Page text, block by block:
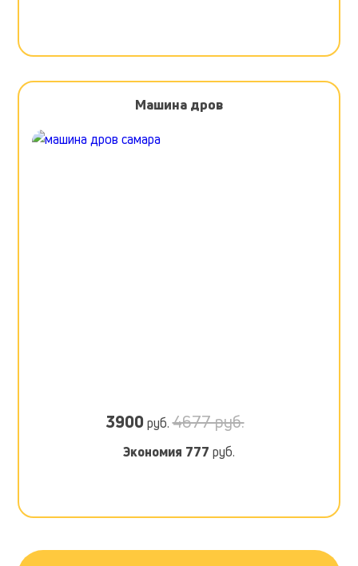
Машина дров
3900 руб.4677 руб.
Экономия 777 руб.